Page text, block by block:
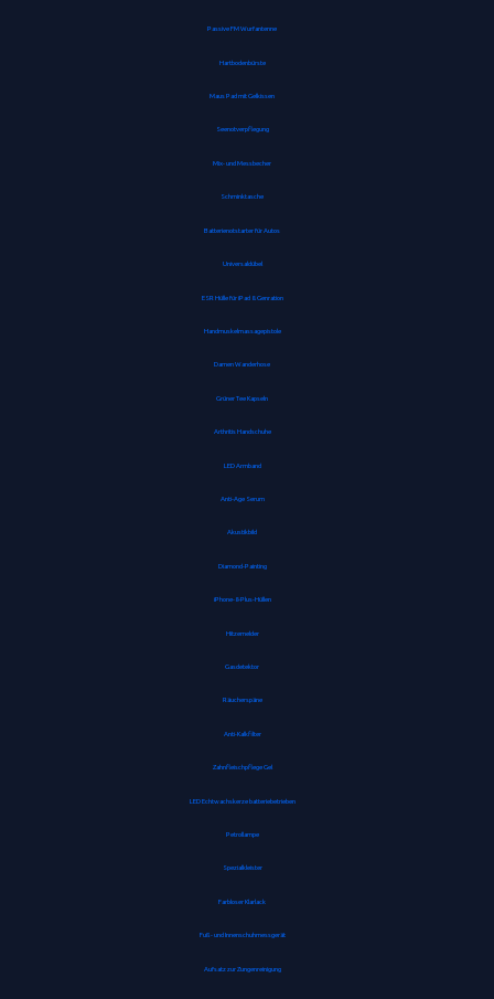
Passive FM Wurfantenne
Hartbodenbürste
Maus Pad mit Gelkissen
Seenotverpflegung
Mix- und Messbecher
Schminktasche
Batterienotstarter für Autos
Universaldübel
ESR Hülle für iPad 8. Genration
Handmuskelmassagepistole
Damen Wanderhose
Grüner Tee Kapseln
Arthritis Handschuhe
LED Armband
Anti-Age Serum
Akustikbild
Diamond-Painting
iPhone-8-Plus-Hüllen
Hitzemelder
Gasdetektor
Räucherspäne
Anti-Kalkfilter
Zahnfleischpflege Gel
LED Echtwachskerze batteriebetrieben
Petrollampe
Spezialkleister
Farbloser Klarlack
Fuß- und Innenschuhmessgerät
Aufsatz zur Zungenreinigung